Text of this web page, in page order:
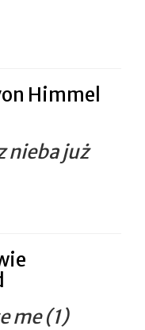
Himmel
nieba już
me (1)